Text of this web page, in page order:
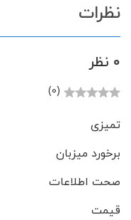
نظرات
0 نظر
(0)
تمیزی
برخورد میزبان
صحت اطلاعات
قیمت